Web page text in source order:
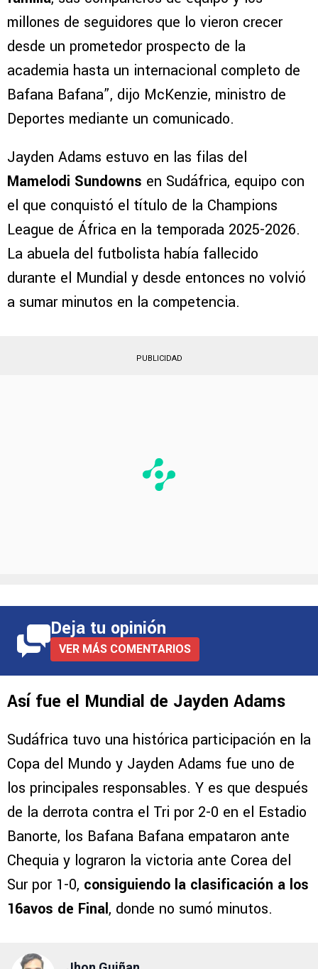
millones de seguidores que lo vieron crecer
desde un prometedor prospecto de la
academia hasta un internacional completo de
Bafana Bafana”, dijo McKenzie, ministro de
Deportes mediante un comunicado.
Jayden Adams estuvo en las filas del
Mamelodi Sundowns en Sudáfrica, equipo con
el que conquistó el título de la Champions
League de África en la temporada 2025-2026.
La abuela del futbolista había fallecido
durante el Mundial y desde entonces no volvió
a sumar minutos en la competencia.
PUBLICIDAD
Deja tu opinión
VER MÁS COMENTARIOS
Así fue el Mundial de Jayden Adams
Sudáfrica tuvo una histórica participación en la
Copa del Mundo y Jayden Adams fue uno de
los principales responsables. Y es que después
de la derrota contra el Tri por 2-0 en el Estadio
Banorte, los Bafana Bafana empataron ante
Chequia y lograron la victoria ante Corea del
Sur por 1-0, consiguiendo la clasificación a los
16avos de Final, donde no sumó minutos.